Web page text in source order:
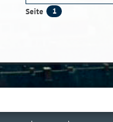
Seite
1